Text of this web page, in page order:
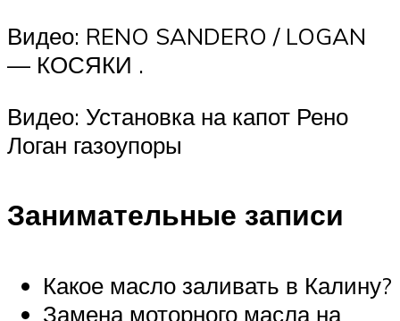
Видео: RENO SANDERO / LOGAN
— КОСЯКИ .
Видео: Установка на капот Рено
Логан газоупоры
Занимательные записи
Какое масло заливать в Калину?
Замена моторного масла на